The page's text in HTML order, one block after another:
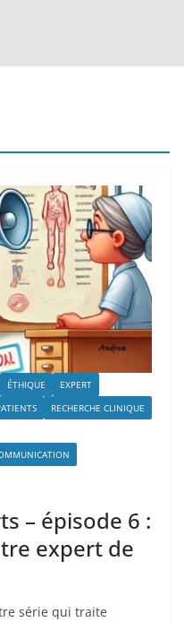
ÉTHIQUE
EXPERT
RECHERCHE CLINIQUE
– épisode 6 :
expert de
série qui traite